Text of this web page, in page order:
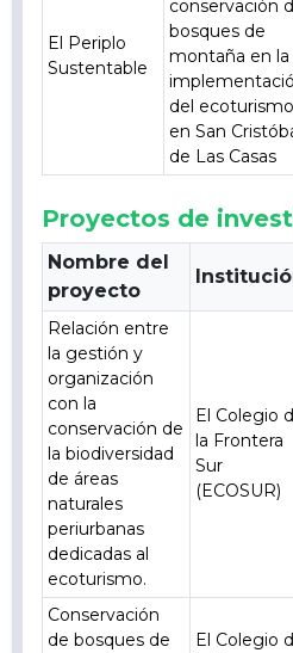
El Periplo
Sustentable
conservación
bosques de
montaña en la
del ecoturismo
en San
de Las Casas
Proyectos de
Nombre del
proyecto
Relación entre
la gestión y
organización
con la
conservación de
la biodiversidad
de áreas
naturales
periurbanas
dedicadas al
ecoturismo.
El Colegio
la Frontera
Sur
(ECOSUR)
Conservación
de bosques de
El Colegio